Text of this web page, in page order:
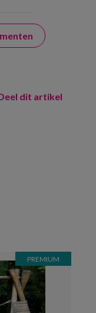
dit artikel